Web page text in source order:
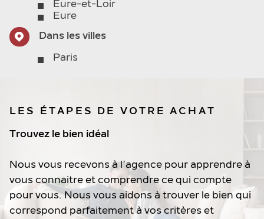
Eure-et-Loir
Eure
Dans les villes
Paris
LES ÉTAPES DE VOTRE ACHAT
Trouvez le bien idéal
Nous vous recevons à l’agence pour apprendre à
vous connaitre et comprendre ce qui compte
pour vous. Nous vous aidons à trouver le bien qui
correspond parfaitement à vos critères et